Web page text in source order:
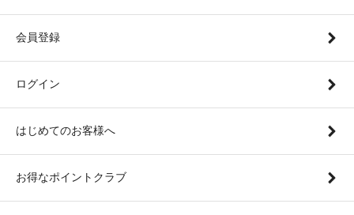
会員登録
ログイン
はじめてのお客様へ
お得なポイントクラブ